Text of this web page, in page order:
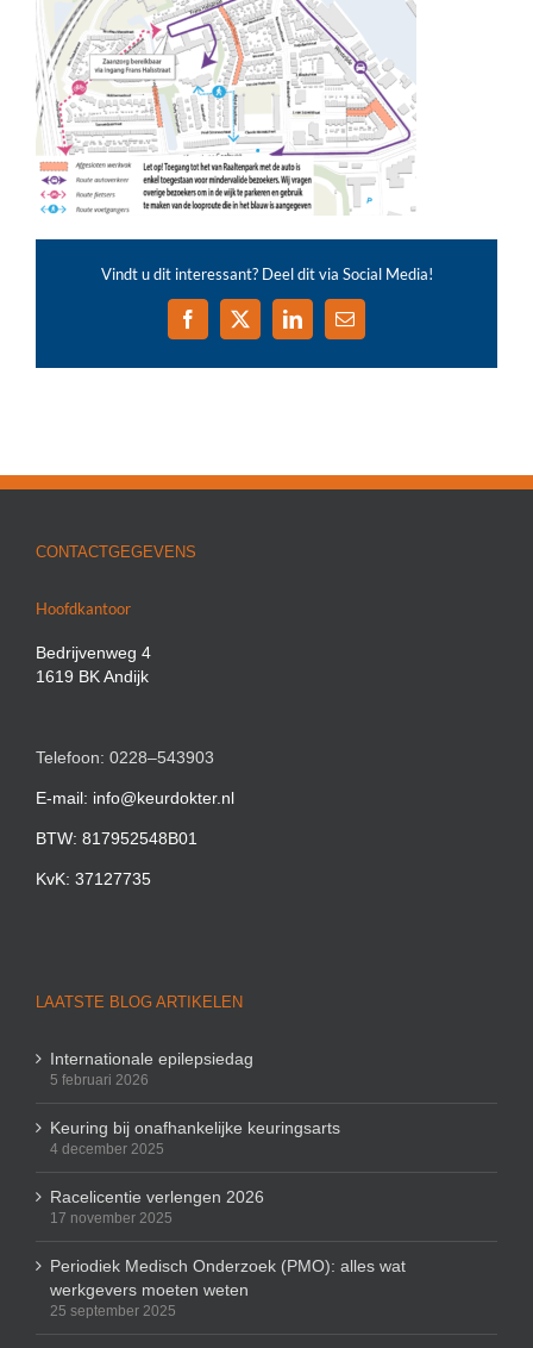
Vindt u dit interessant? Deel dit via Social Media!
Facebook
X LinkedIn
E-
CONTACTGEGEVENS
Hoofdkantoor
Bedrijvenweg 4
1619 BK Andijk
Telefoon: 0228–543903
E-mail: info@keurdokter.nl
BTW: 817952548B01
KvK: 37127735
LAATSTE BLOG ARTIKELEN
Internationale epilepsiedag
5 februari 2026
Keuring bij onafhankelijke keuringsarts
4 december 2025
Racelicentie verlengen 2026
17 november 2025
Periodiek Medisch Onderzoek (PMO): alles wat
werkgevers moeten weten
25 september 2025